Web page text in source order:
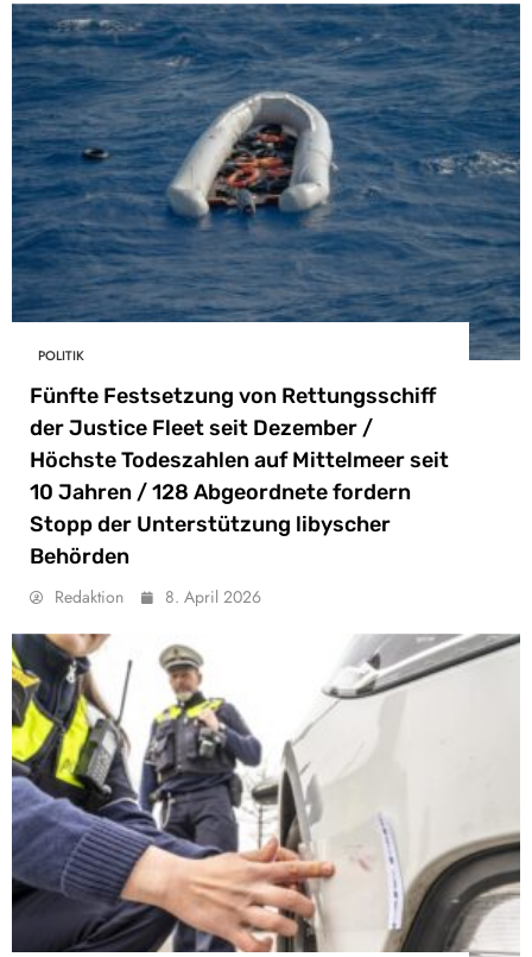
POLITIK
Fünfte Festsetzung von Rettungsschiff
der Justice Fleet seit Dezember /
Höchste Todeszahlen auf Mittelmeer seit
10 Jahren / 128 Abgeordnete fordern
Stopp der Unterstützung libyscher
Behörden
Redaktion 8. April 2026